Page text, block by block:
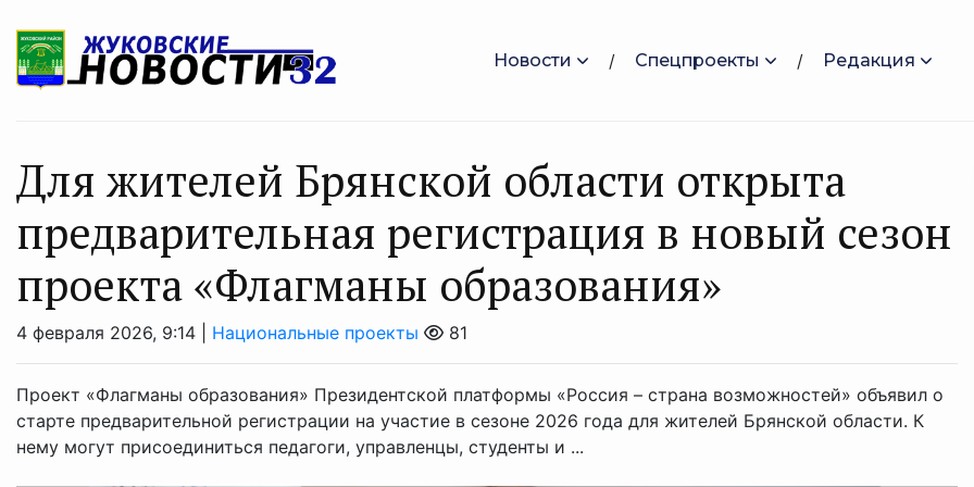
Новости Спецпроекты Редакция
Для жителей Брянской области открыта
предварительная регистрация в новый сезон
проекта «Флагманы образования»
4 февраля 2026, 9:14 | Национальные проекты 81
Проект «Флагманы образования» Президентской платформы «Россия – страна возможностей» объявил о
старте предварительной регистрации на участие в сезоне 2026 года для жителей Брянской области. К
нему могут присоединиться педагоги, управленцы, студенты и ...